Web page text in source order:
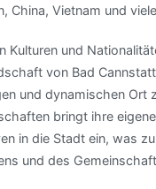
China, Vietnam und
Kulturen und
von Bad
und dynamischen Ort
bringt ihre
in die Stadt ein, was
und des